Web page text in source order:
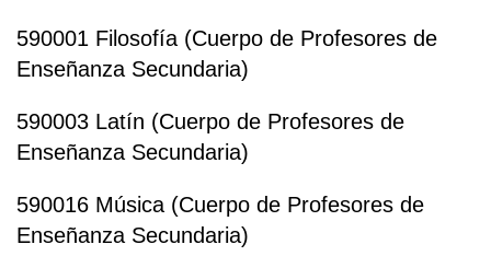
590001 Filosofía (Cuerpo de Profesores de
Enseñanza Secundaria)
590003 Latín (Cuerpo de Profesores de
Enseñanza Secundaria)
590016 Música (Cuerpo de Profesores de
Enseñanza Secundaria)